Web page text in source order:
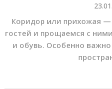
Коридор или прихожая
гостей и прощаемся с
и обувь. Особенно